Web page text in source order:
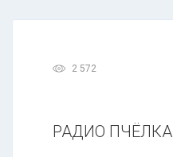
2 572
РАДИО ПЧЁЛКА